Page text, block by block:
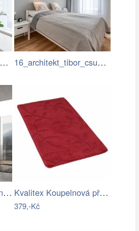
56_architekt_tibor_csukas_byty_Luka.jpg 16_architekt_tibor_csukas_byty_Luka.jpg
inhaus-idwitalia-kombinace-barev3.jpg Kvalitex Koupelnová předložka Listy…
379,-Kč